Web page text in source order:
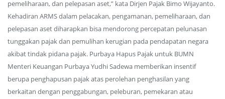
pemeliharaan, dan pelepasan aset,” kata Dirjen Pajak Bimo Wijayanto.
Kehadiran ARMS dalam pelacakan, pengamanan, pemeliharaan, dan
pelepasan aset diharapkan bisa mendorong percepatan pelunasan
tunggakan pajak dan pemulihan kerugian pada pendapatan negara
akibat tindak pidana pajak. Purbaya Hapus Pajak untuk BUMN
Menteri Keuangan Purbaya Yudhi Sadewa memberikan insentif
berupa penghapusan pajak atas perolehan penghasilan yang
berkaitan dengan penggabungan, peleburan, pemekaran atau